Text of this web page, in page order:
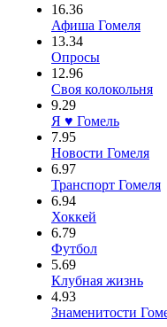
16.36
Афиша Гомеля
13.34
Опросы
12.96
Своя колокольня
9.29
Я ♥ Гомель
7.95
Новости Гомеля
6.97
Транспорт Гомеля
6.94
Хоккей
6.79
Футбол
5.69
Клубная жизнь
4.93
Знаменитости